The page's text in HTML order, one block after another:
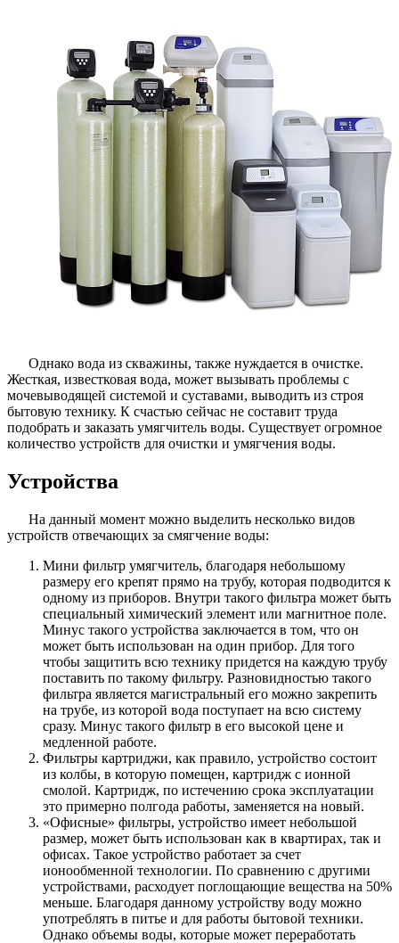
Однако вода из скважины, также нуждается в очистке.
Жесткая, известковая вода, может вызывать проблемы с
мочевыводящей системой и суставами, выводить из строя
бытовую технику. К счастью сейчас не составит труда
подобрать и заказать умягчитель воды. Существует огромное
количество устройств для очистки и умягчения воды.
Устройства
На данный момент можно выделить несколько видов
устройств отвечающих за смягчение воды:
Мини фильтр умягчитель, благодаря небольшому
размеру его крепят прямо на трубу, которая подводится к
одному из приборов. Внутри такого фильтра может быть
специальный химический элемент или магнитное поле.
Минус такого устройства заключается в том, что он
может быть использован на один прибор. Для того
чтобы защитить всю технику придется на каждую трубу
поставить по такому фильтру. Разновидностью такого
фильтра является магистральный его можно закрепить
на трубе, из которой вода поступает на всю систему
сразу. Минус такого фильтр в его высокой цене и
медленной работе.
Фильтры картриджи, как правило, устройство состоит
из колбы, в которую помещен, картридж с ионной
смолой. Картридж, по истечению срока эксплуатации
это примерно полгода работы, заменяется на новый.
«Офисные» фильтры, устройство имеет небольшой
размер, может быть использован как в квартирах, так и
офисах. Такое устройство работает за счет
ионообменной технологии. По сравнению с другими
устройствами, расходует поглощающие вещества на 50%
меньше. Благодаря данному устройству воду можно
употреблять в питье и для работы бытовой техники.
Однако объемы воды, которые может переработать